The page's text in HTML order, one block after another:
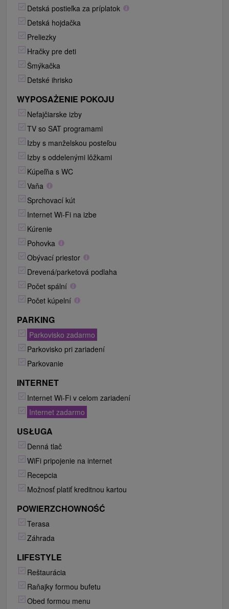
Detská postieľka za príplatok
Detská hojdačka
Preliezky
Hračky pre deti
Šmýkačka
Detské ihrisko
WYPOSAŻENIE POKOJU
Nefajčiarske izby
TV so SAT programami
Izby s manželskou posteľou
Izby s oddelenými lôžkami
Kúpeľňa s WC
Vaňa
Sprchovací kút
Internet Wi-Fi na izbe
Kúrenie
Pohovka
Obývací priestor
Drevená/parketová podlaha
Počet spální
Počet kúpelní
PARKING
Parkovisko zadarmo
Parkovisko pri zariadení
Parkovanie
INTERNET
Internet Wi-Fi v celom zariadení
Internet zadarmo
USŁUGA
Denná tlač
WiFi pripojenie na internet
Recepcia
Možnosť platiť kreditnou kartou
POWIERZCHOWNOŚĆ
Terasa
Záhrada
LIFESTYLE
Reštaurácia
Raňajky formou bufetu
Obed formou menu